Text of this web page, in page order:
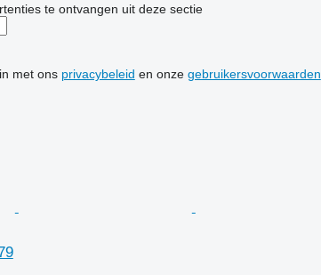
te ontvangen uit deze sectie
met ons privacybeleid en onze gebruikersvoorwaarden